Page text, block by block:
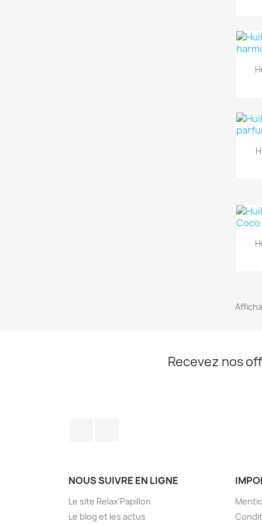
Recevez nos
NOUS SUIVRE EN LIGNE
Le site Relax'Papillon
Le blog et les actus